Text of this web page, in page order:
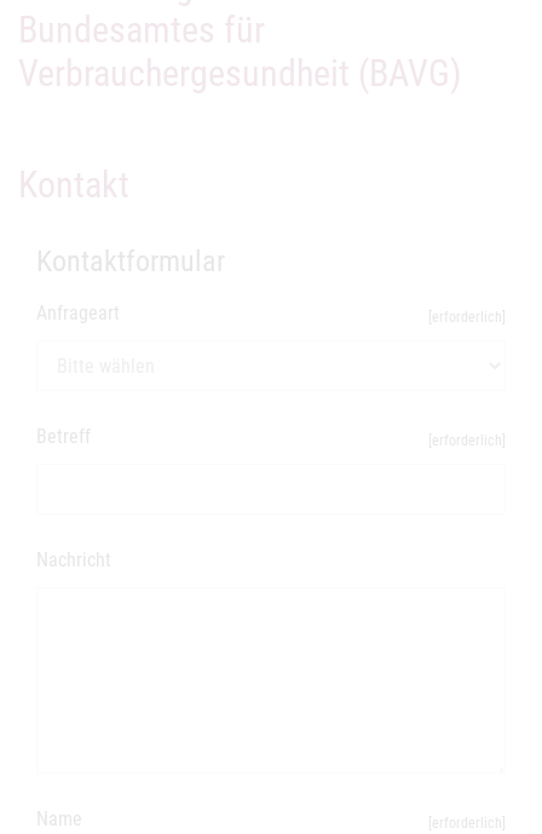
Bundesamtes für
Verbrauchergesundheit (BAVG)
Kontakt
Kontaktformular
Anfrageart [erforderlich]
Betreff [erforderlich]
Nachricht
Name [erforderlich]